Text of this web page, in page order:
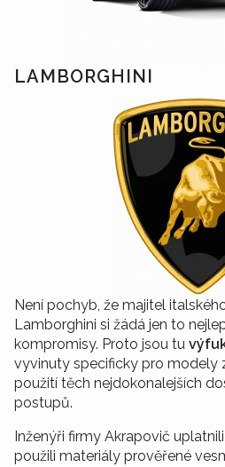
LAMBORGHINI
Není pochyb, že majitel
Lamborghini si žádá jen to
kompromisy. Proto jsou tu
vyvinuty specificky pro modely
použití těch nejdokonalejších
postupů.
Inženýři firmy Akrapovič
použili materiály prověřené